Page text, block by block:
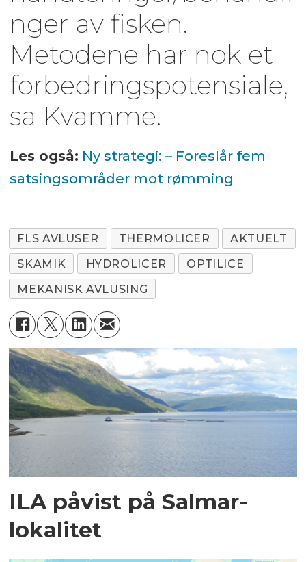
nger av fisken.
Metodene har nok et
forbedringspotensiale,
sa Kvamme.
Les også: Ny strategi: – Foreslår fem
satsingsområder mot rømming
FLS AVLUSER THERMOLICER
AKTUELT
SKAMIK
HYDROLICER
OPTILICE
MEKANISK AVLUSING
ILA påvist på Salmar-
lokalitet